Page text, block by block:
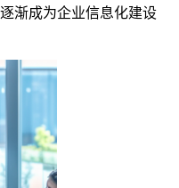
渐成为企业信息化建设